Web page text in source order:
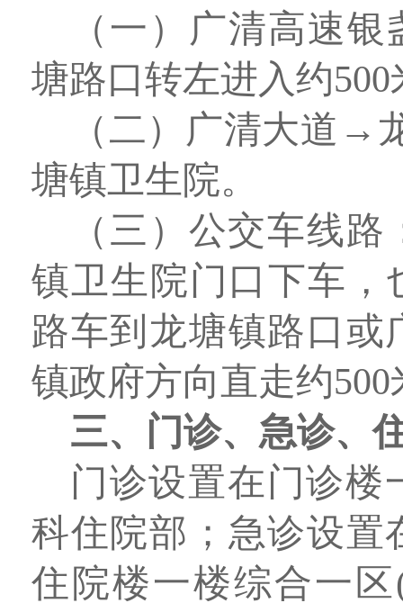
（一）广清高速
塘路口转左进入约
（二）广清大道→
塘镇卫生院。
（三）公交车线
镇卫生院门口下车，
路车到龙塘镇路口或
镇政府方向直走约
三、门诊、急诊、
门诊设置在门诊楼
科住院部；急诊设置
住院楼一楼综合一